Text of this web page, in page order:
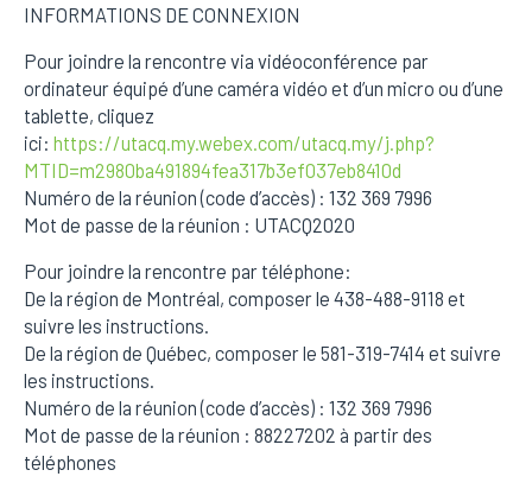
INFORMATIONS DE CONNEXION
Pour joindre la rencontre via vidéoconférence par
ordinateur équipé d’une caméra vidéo et d’un micro ou d’une
tablette, cliquez
ici: https://utacq.my.webex.com/utacq.my/j.php?
MTID=m2980ba491894fea317b3ef037eb8410d
Numéro de la réunion (code d’accès) : 132 369 7996
Mot de passe de la réunion : UTACQ2020
Pour joindre la rencontre par téléphone:
De la région de Montréal, composer le 438-488-9118 et
suivre les instructions.
De la région de Québec, composer le 581-319-7414 et suivre
les instructions.
Numéro de la réunion (code d’accès) : 132 369 7996
Mot de passe de la réunion : 88227202 à partir des
téléphones